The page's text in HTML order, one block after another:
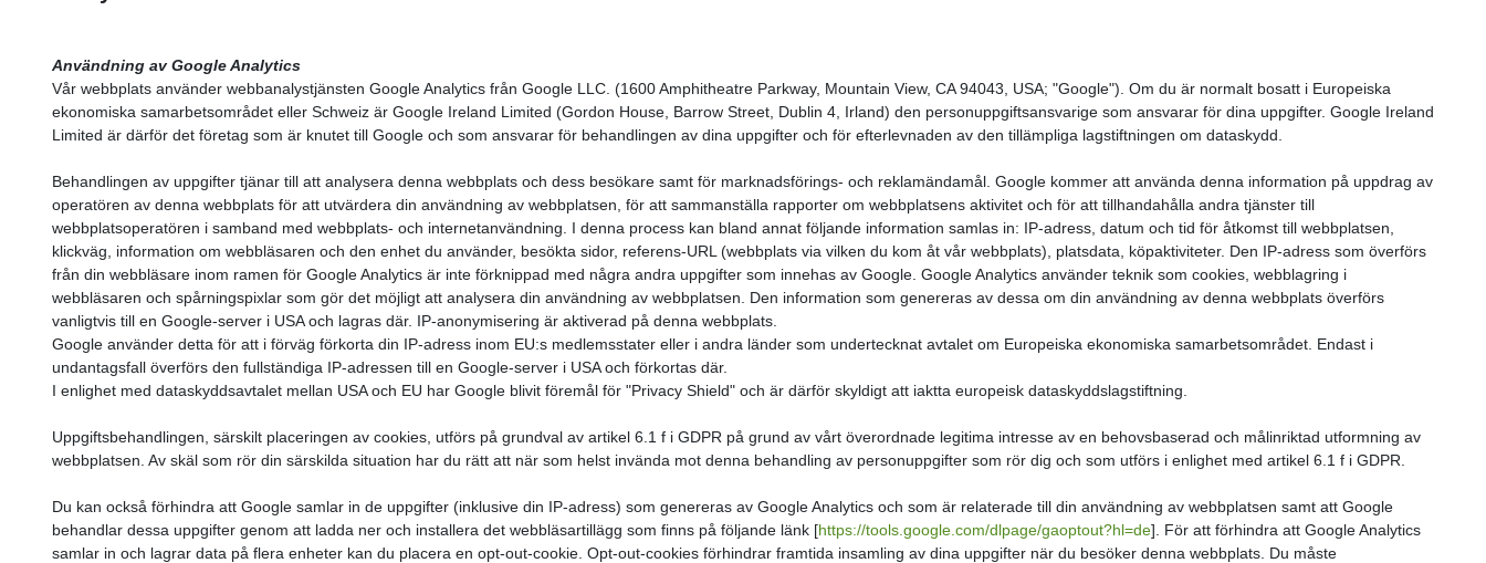
Användning av Google Analytics
Vår webbplats använder webbanalystjänsten Google Analytics från Google LLC. (1600 Amphitheatre Parkway, Mountain View, CA 94043, USA; "Google"). Om du är normalt bosatt i Europeiska
ekonomiska samarbetsområdet eller Schweiz är Google Ireland Limited (Gordon House, Barrow Street, Dublin 4, Irland) den personuppgiftsansvarige som ansvarar för dina uppgifter. Google Ireland
Limited är därför det företag som är knutet till Google och som ansvarar för behandlingen av dina uppgifter och för efterlevnaden av den tillämpliga lagstiftningen om dataskydd.
Behandlingen av uppgifter tjänar till att analysera denna webbplats och dess besökare samt för marknadsförings- och reklamändamål. Google kommer att använda denna information på uppdrag av
operatören av denna webbplats för att utvärdera din användning av webbplatsen, för att sammanställa rapporter om webbplatsens aktivitet och för att tillhandahålla andra tjänster till
webbplatsoperatören i samband med webbplats- och internetanvändning. I denna process kan bland annat följande information samlas in: IP-adress, datum och tid för åtkomst till webbplatsen,
klickväg, information om webbläsaren och den enhet du använder, besökta sidor, referens-URL (webbplats via vilken du kom åt vår webbplats), platsdata, köpaktiviteter. Den IP-adress som överförs
från din webbläsare inom ramen för Google Analytics är inte förknippad med några andra uppgifter som innehas av Google. Google Analytics använder teknik som cookies, webblagring i
webbläsaren och spårningspixlar som gör det möjligt att analysera din användning av webbplatsen. Den information som genereras av dessa om din användning av denna webbplats överförs
vanligtvis till en Google-server i USA och lagras där. IP-anonymisering är aktiverad på denna webbplats.
Google använder detta för att i förväg förkorta din IP-adress inom EU:s medlemsstater eller i andra länder som undertecknat avtalet om Europeiska ekonomiska samarbetsområdet. Endast i
undantagsfall överförs den fullständiga IP-adressen till en Google-server i USA och förkortas där.
I enlighet med dataskyddsavtalet mellan USA och EU har Google blivit föremål för "Privacy Shield" och är därför skyldigt att iaktta europeisk dataskyddslagstiftning.
Uppgiftsbehandlingen, särskilt placeringen av cookies, utförs på grundval av artikel 6.1 f i GDPR på grund av vårt överordnade legitima intresse av en behovsbaserad och målinriktad utformning av
webbplatsen. Av skäl som rör din särskilda situation har du rätt att när som helst invända mot denna behandling av personuppgifter som rör dig och som utförs i enlighet med artikel 6.1 f i GDPR.
Du kan också förhindra att Google samlar in de uppgifter (inklusive din IP-adress) som genereras av Google Analytics och som är relaterade till din användning av webbplatsen samt att Google
behandlar dessa uppgifter genom att ladda ner och installera det webbläsartillägg som finns på följande länk [https://tools.google.com/dlpage/gaoptout?hl=de]. För att förhindra att Google Analytics
samlar in och lagrar data på flera enheter kan du placera en opt-out-cookie. Opt-out-cookies förhindrar framtida insamling av dina uppgifter när du besöker denna webbplats. Du måste